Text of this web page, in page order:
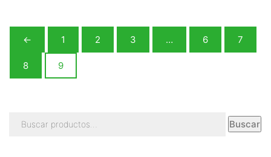
← 1 2 3 … 6 7
8 9
Buscar